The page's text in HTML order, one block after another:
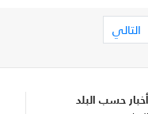
التالي
أخبار حسب البلد